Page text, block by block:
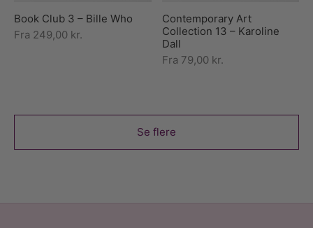
Book Club 3 – Bille Who
Fra 249,00 kr.
Contemporary Art
Collection 13 – Karoline
Dall
Fra 79,00 kr.
Se flere